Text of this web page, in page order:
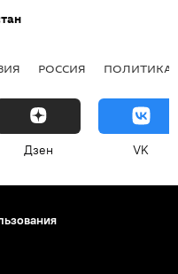
РОССИЯ ПОЛИТИКА
Дзен VK